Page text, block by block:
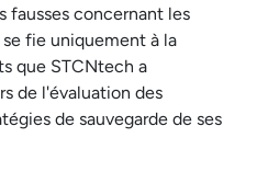
fausses concernant les
fie uniquement à la
que STCNtech a
de l'évaluation des
de sauvegarde de ses